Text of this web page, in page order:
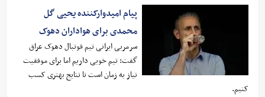
پیام امیدوارکننده یحیی گل
محمدی برای هواداران دهوک
سرمربی ایرانی تیم فوتبال دهوک عراق
گفت: تیم خوبی داریم اما برای موفقیت
نیاز به زمان است تا نتایج بهتری کسب
کنیم.